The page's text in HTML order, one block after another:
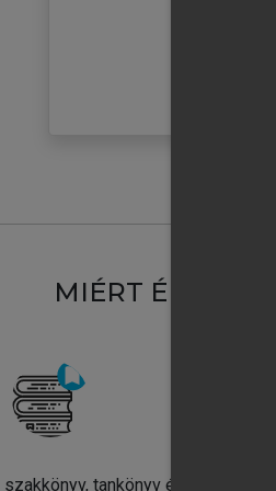
MIÉRT
szakkönyv, tankönyv és